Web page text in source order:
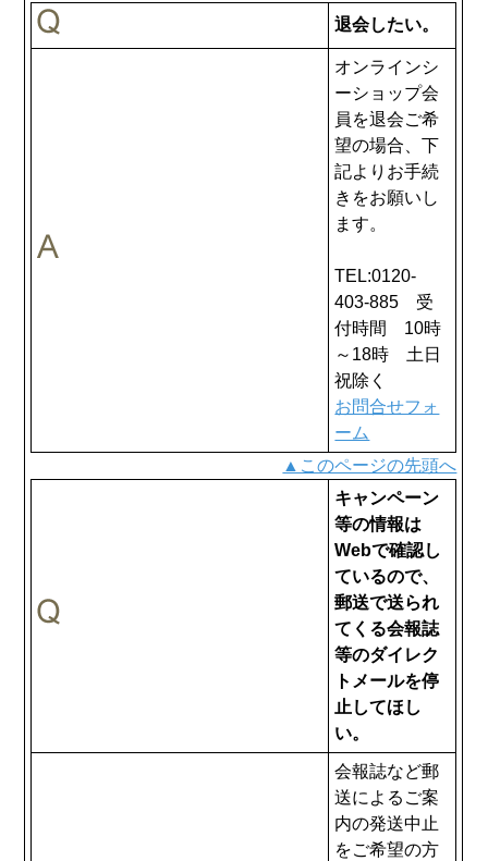
退会したい。
オンラインシ
ーショップ会
員を退会ご希
望の場合、下
記よりお手続
きをお願いし
ます。
TEL:0120-
403-885 受
付時間 10時
～18時 土日
祝除く
お問合せフォ
ーム
▲このページの先頭へ
キャンペーン
等の情報は
Webで確認し
ているので、
郵送で送られ
てくる会報誌
等のダイレク
トメールを停
止してほし
い。
会報誌など郵
送によるご案
内の発送中止
をご希望の方